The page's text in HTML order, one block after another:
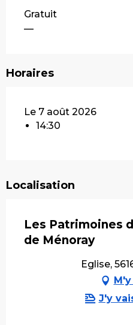
Gratuit
—
Horaires
Le 7 août 2026
14:30
Localisation
Les Patrimoines
de Ménoray
Eglise,
J'y